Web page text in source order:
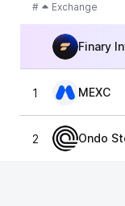
# Exchange
Finary
1 MEXC
2 Ondo